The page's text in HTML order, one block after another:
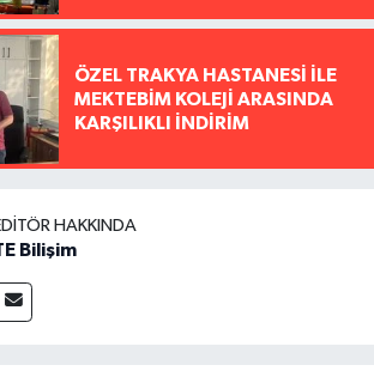
ÖZEL TRAKYA HASTANESİ İLE
MEKTEBİM KOLEJİ ARASINDA
KARŞILIKLI İNDİRİM
HAKKINDA
Bilişim